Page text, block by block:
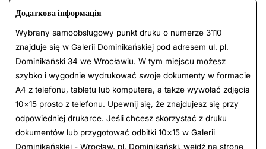
Додаткова інформація
Wybrany samoobsługowy punkt druku o numerze 3110
znajduje się w Galerii Dominikańskiej pod adresem ul. pl.
Dominikański 34 we Wrocławiu. W tym miejscu możesz
szybko i wygodnie wydrukować swoje dokumenty w formacie
A4 z telefonu, tabletu lub komputera, a także wywołać zdjęcia
10×15 prosto z telefonu. Upewnij się, że znajdujesz się przy
odpowiedniej drukarce. Jeśli chcesz skorzystać z druku
dokumentów lub przygotować odbitki 10×15 w Galerii
Dominikańskiej - Wrocław, pl. Dominikański, wejdź na stronę